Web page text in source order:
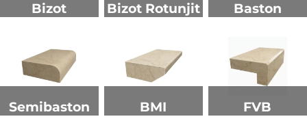
Bizot Bizot Rotunjit Baston
Semibaston BMI FVB